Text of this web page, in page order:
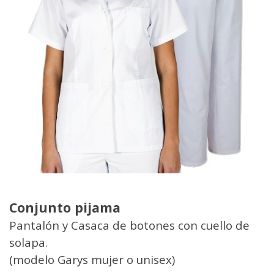
Conjunto pijama
Pantalón y Casaca de botones con cuello de
solapa.
(modelo Garys mujer o unisex)